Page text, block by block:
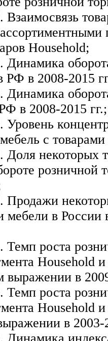
Взаимосвязь
Household;
Динамика
РФ в 2008-2015
Динамика
в 2008-2015 гг.;
Уровень
с
Доля некоторых
розничной
Продажи
мебели в России
Темп роста
Household
выражении в
Темп роста
Household
в 2003-